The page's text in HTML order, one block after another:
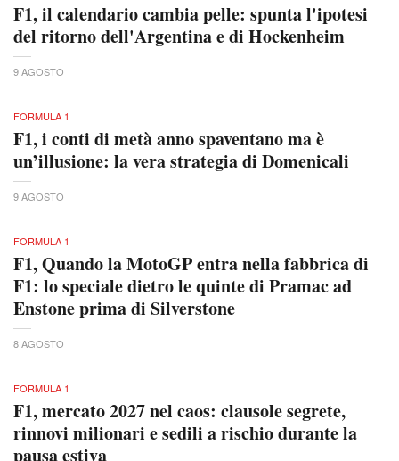
F1, il calendario cambia pelle: spunta l'ipotesi
del ritorno dell'Argentina e di Hockenheim
9 AGOSTO
FORMULA 1
F1, i conti di metà anno spaventano ma è
un’illusione: la vera strategia di Domenicali
9 AGOSTO
FORMULA 1
F1, Quando la MotoGP entra nella fabbrica di
F1: lo speciale dietro le quinte di Pramac ad
Enstone prima di Silverstone
8 AGOSTO
FORMULA 1
F1, mercato 2027 nel caos: clausole segrete,
rinnovi milionari e sedili a rischio durante la
pausa estiva